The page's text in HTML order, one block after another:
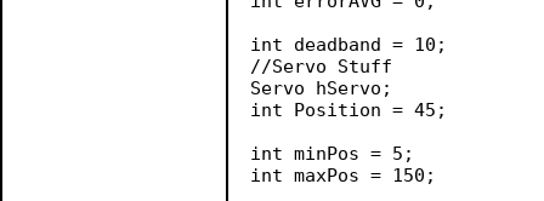
int deadband = 10;         //
//Servo Stuff
Servo hServo;
int Position = 45;
int minPos = 5;            //
int maxPos = 150;          //